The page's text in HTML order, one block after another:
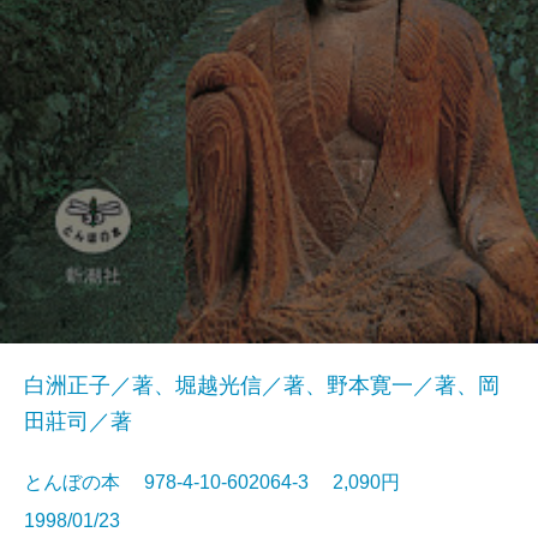
白洲正子／著、堀越光信／著、野本寛一／著、岡
田莊司／著
とんぼの本 978-4-10-602064-3 2,090円
1998/01/23